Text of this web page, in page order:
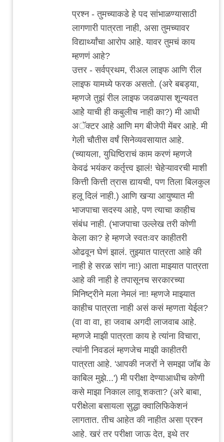
आहे
by
चिंतातुर
जंतू
प्रश्न - तुमच्याकडे हे पद सांभाळण्यासाठी
लागणारी पात्रता नाही, असा तुमच्यावर
विद्यार्थ्यांचा आरोप आहे. यावर तुमचं काय
म्हणणं आहे?
उत्तर - सर्वप्रथम, रीअल लाइफ आणि रील
लाइफ यामध्ये फरक असतो. (अरे बबड्या,
म्हणजे तुझं रील लाइफ जवळपास शून्यवत
आहेे याची ही कबुलीच नाही का?) मी आधी
अॅक्टर आहे आणि मग बीजेपी मेंबर आहे. मी
गेली चौतीस वर्षं सिनेव्यवसायात आहे.
(च्यायला, युधिष्ठिराचं काम करणं म्हणजे
केवढं भयंकर कर्तृत्त्व झालं! चेहेऱ्यावरची माशी
कित्ती कित्ती त्रास द्यायची, पण तिला बिलकुल
हलू दिलं नाही.) आणि खऱ्या आयुष्यात मी
भाजपाचा सदस्य आहे, पण त्याचा काहीच
संबंध नाही. (भाजपाचा उल्लेख तरी कोणी
केला का? हे म्हणजे स्वतःवर काहीतरी
ओढवून घेणं झालं. तुझ्यात पात्रता आहे की
नाही हे सरळ सांग ना!) आता माझ्यात पात्रता
आहे की नाही हे तपासूनच सरकारच्या
मिनिष्ट्रीने मला नेमलं ना! म्हणजे माझ्यात
काहीच पात्रता नाही असं कसं म्हणता येईल?
(वा वा वा, हा जवाब अगदी लाजवाब आहे.
म्हणजे माझी पात्रता काय हे त्यांना विचारा,
त्यांनी निवडलं म्हणजेच माझी काहीतरी
पात्रता आहे. 'आपकी नजरों ने समझा जॉब के
काबिल मुझे...') मी परीक्षा देण्याआधीच कोणी
कसे माझा निकाल लावू शकता? (अरे बाबा,
परीक्षेला बसायला सुद्धा क्वालिफिकेशनं
लागतात. तीच आहेत की नाहीत असा प्रश्न
आहे. खरं तर परीक्षा जाऊ देत, इथे तर